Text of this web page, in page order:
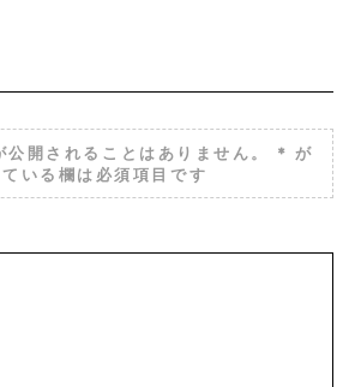
公開されることはありません。 * が
いる欄は必須項目です